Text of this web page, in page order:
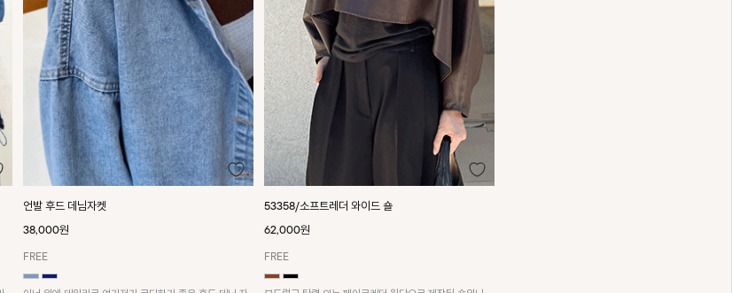
언발 후드 데님자켓
38,000원
FREE
53358/소프트레더 와이드 숄
62,000원
FREE